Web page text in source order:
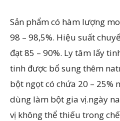
Sản phẩm có hàm lượng
98 – 98,5%. Hiệu suất
đạt 85 – 90%. Ly tâm lấy
tinh được bổ sung thêm
bột ngọt có chứa 20 –
dùng làm bột gia vị.ngày
vị không thể thiếu trong